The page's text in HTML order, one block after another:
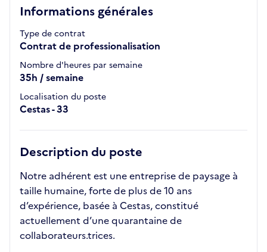
Informations générales
Type de contrat
Contrat de professionalisation
Nombre d'heures par semaine
35h / semaine
Localisation du poste
Cestas - 33
Description du poste
Notre adhérent est une entreprise de paysage à
taille humaine, forte de plus de 10 ans
d’expérience, basée à Cestas, constitué
actuellement d’une quarantaine de
collaborateurs.trices.